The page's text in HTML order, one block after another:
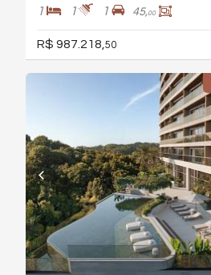
1 1 1 45,00
R$ 987.218, 50